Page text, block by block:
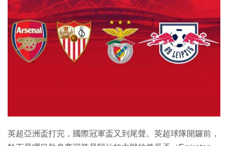
英超亞洲盃打完，國際冠軍盃又到尾聲。英超球隊開鑼前，